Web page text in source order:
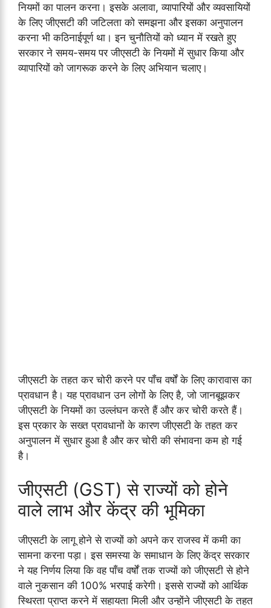
नियमों का पालन करना। इसके अलावा, व्यापारियों और व्यवसायियों
के लिए जीएसटी की जटिलता को समझना और इसका अनुपालन
करना भी कठिनाईपूर्ण था। इन चुनौतियों को ध्यान में रखते हुए
सरकार ने समय-समय पर जीएसटी के नियमों में सुधार किया और
व्यापारियों को जागरूक करने के लिए अभियान चलाए।
जीएसटी के तहत कर चोरी करने पर पाँच वर्षों के लिए कारावास का
प्रावधान है। यह प्रावधान उन लोगों के लिए है, जो जानबूझकर
जीएसटी के नियमों का उल्लंघन करते हैं और कर चोरी करते हैं।
इस प्रकार के सख्त प्रावधानों के कारण जीएसटी के तहत कर
अनुपालन में सुधार हुआ है और कर चोरी की संभावना कम हो गई
है।
जीएसटी (GST) से राज्यों को होने
वाले लाभ और केंद्र की भूमिका
जीएसटी के लागू होने से राज्यों को अपने कर राजस्व में कमी का
सामना करना पड़ा। इस समस्या के समाधान के लिए केंद्र सरकार
ने यह निर्णय लिया कि वह पाँच वर्षों तक राज्यों को जीएसटी से होने
वाले नुकसान की 100% भरपाई करेगी। इससे राज्यों को आर्थिक
स्थिरता प्राप्त करने में सहायता मिली और उन्होंने जीएसटी के तहत